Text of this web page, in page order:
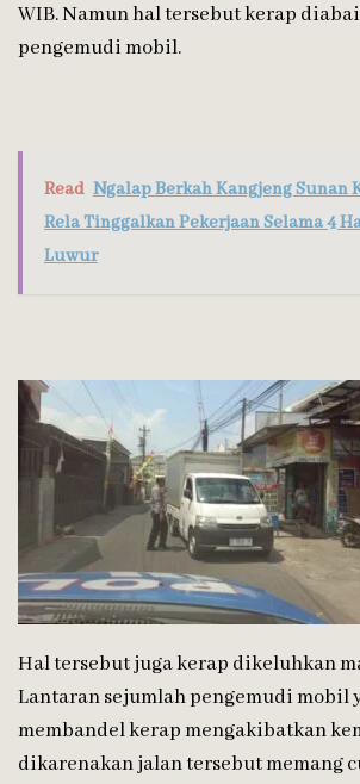
WIB. Namun hal tersebut kerap
pengemudi mobil.
Read Ngalap Berkah Kangjeng Sunan
Rela Tinggalkan Pekerjaan Selama 4
Luwur
Hal tersebut juga kerap dikeluhkan
Lantaran sejumlah pengemudi mobil
membandel kerap mengakibatkan
dikarenakan jalan tersebut memang